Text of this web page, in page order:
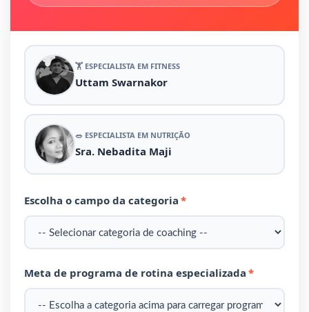
🏋️ ESPECIALISTA EM FITNESS
Uttam Swarnakor
🥗 ESPECIALISTA EM NUTRIÇÃO
Sra. Nebadita Maji
Escolha o campo da categoria *
Meta de programa de rotina especializada *